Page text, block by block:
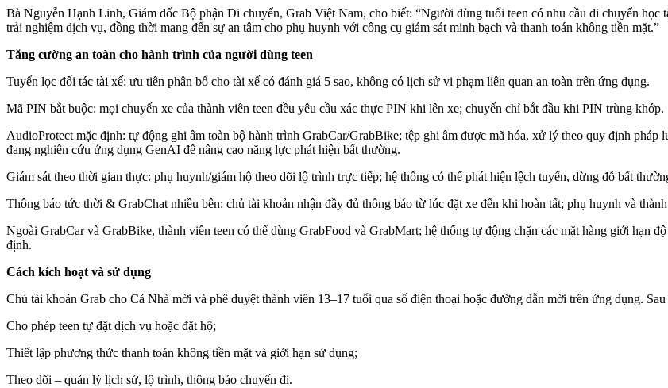
Bà Nguyễn Hạnh Linh, Giám đốc Bộ phận Di chuyển, Grab Việt Nam, cho biết: “Người dùng tuổi teen có nhu cầu di chuyển học
trải nghiệm dịch vụ, đồng thời mang đến sự an tâm cho phụ huynh với công cụ giám sát minh bạch và thanh toán không tiền mặt.”
Tăng cường an toàn cho hành trình của người dùng teen
Tuyển lọc đối tác tài xế: ưu tiên phân bổ cho tài xế có đánh giá 5 sao, không có lịch sử vi phạm liên quan an toàn trên ứng dụng.
Mã PIN bắt buộc: mọi chuyến xe của thành viên teen đều yêu cầu xác thực PIN khi lên xe; chuyến chỉ bắt đầu khi PIN trùng khớp.
AudioProtect mặc định: tự động ghi âm toàn bộ hành trình GrabCar/GrabBike; tệp ghi âm được mã hóa, xử lý theo quy định pháp
đang nghiên cứu ứng dụng GenAI để nâng cao năng lực phát hiện bất thường.
Giám sát theo thời gian thực: phụ huynh/giám hộ theo dõi lộ trình trực tiếp; hệ thống có thể phát hiện lệch tuyến, dừng đỗ bất
Thông báo tức thời & GrabChat nhiều bên: chủ tài khoản nhận đầy đủ thông báo từ lúc đặt xe đến khi hoàn tất; phụ huynh và
Ngoài GrabCar và GrabBike, thành viên teen có thể dùng GrabFood và GrabMart; hệ thống tự động chặn các mặt hàng giới hạn
định.
Cách kích hoạt và sử dụng
Chủ tài khoản Grab cho Cả Nhà mời và phê duyệt thành viên 13–17 tuổi qua số điện thoại hoặc đường dẫn mời trên ứng dụng.
Cho phép teen tự đặt dịch vụ hoặc đặt hộ;
Thiết lập phương thức thanh toán không tiền mặt và giới hạn sử dụng;
Theo dõi – quản lý lịch sử, lộ trình, thông báo chuyến đi.